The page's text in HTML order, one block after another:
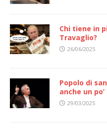
Chi tiene in
Travaglio?
26/06/2025
Popolo di
anche un
29/03/2025